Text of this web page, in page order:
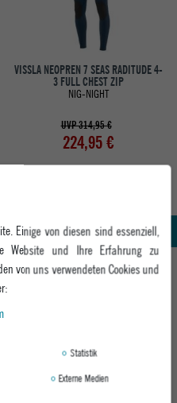
VISSLA NEOPREN 7 SEAS RADITUDE 4-
3 FULL CHEST ZIP
NIG-NIGHT
UVP 314,95 €
224,95 €
Support
8:00 - 18:00
Verpackungen
Einige von diesen sind essenziell,
Website und Ihre Erfahrung zu
von uns verwendeten Cookies und
Statistik
Externe Medien